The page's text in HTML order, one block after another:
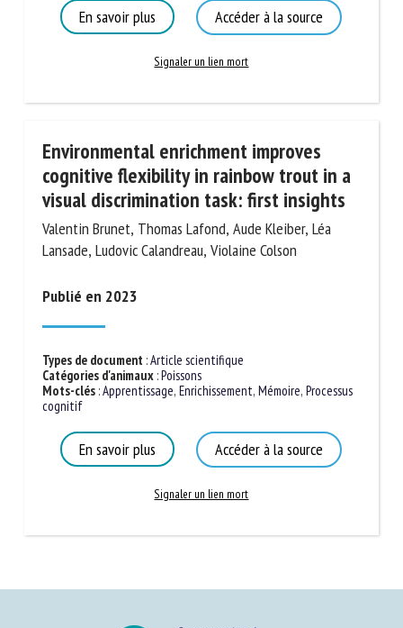
En savoir plus Accéder à la source
Signaler un lien mort
Environmental enrichment improves
cognitive flexibility in rainbow trout in
a visual discrimination task: first
insights
Valentin Brunet, Thomas Lafond, Aude Kleiber, Léa
Publié en 2023
Types de document:Article scientifique
Catégories d'animaux:Poissons
Mots-clés
Processus cognitif
En savoir plus Accéder à la source